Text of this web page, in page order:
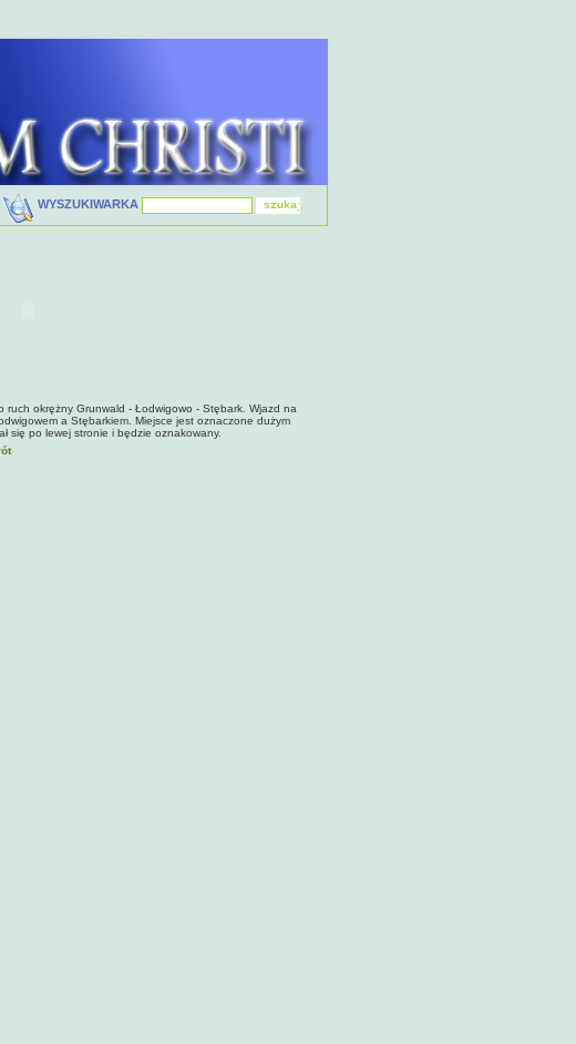
WYSZUKIWARKA
okrężny Grunwald - Łodwigowo - Stębark. Wjazd na
a Stębarkiem. Miejsce jest oznaczone dużym
się po lewej stronie i będzie oznakowany.